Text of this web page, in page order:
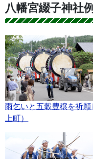
八幡宮綴子神社
雨乞いと五穀豊穣を祈
上町）